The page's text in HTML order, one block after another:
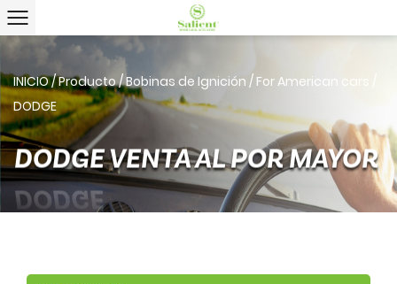
INICIO/Producto/Bobinas de Ignición / For American cars /
DODGE
DODGE VENTA AL POR MAYOR